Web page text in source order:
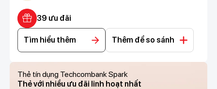
39 ưu đãi
Tìm hiểu thêm Thêm để so sánh
Thẻ tín dụng Techcombank Spark
Thẻ với nhiều ưu đãi linh hoạt nhất